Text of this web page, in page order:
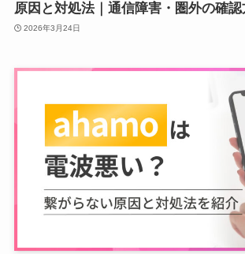
原因と対処法｜通信障害・圏外の確
2026年3月24日